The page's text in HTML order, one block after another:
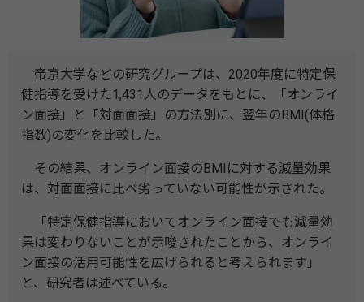
帝京大学などの研究グループは、2020年度に特定保
健指導を受けた1,431人のデータをもとに、「オンライ
ン面接」と「対面面接」の方法別に、翌年のBMI(体格
指数)の変化を比較した。
その結果、オンライン面接のBMIに対する減量効果
は、対面面接に比べ劣っていない可能性が示された。
「特定保健指導においてオンライン面接でも減量効
果は変わりないことが示唆されたことから、オンライ
ン面接の活用可能性を広げられると考えられます」
と、研究者は述べている。